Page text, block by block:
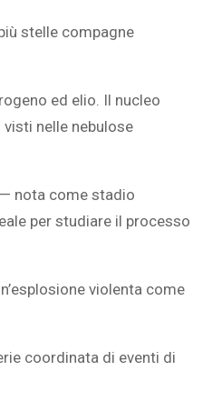
stelle compagne
ed elio. Il nucleo
nelle nebulose
nota come stadio
per studiare il processo
violenta come
coordinata di eventi di
SOVRAPPESO E OBESITÀ
INFANTILE ASSOCIATI AD
ADULTA